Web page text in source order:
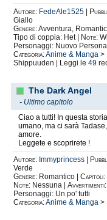
Autore: FedeAle1525
Giallo
Genere:Avventura,
Tipo di coppia: Het |
Note:
Personaggi: Nuovo
Categoria:Anime & Manga >
Shippuuden | Leggi le 49
The Dark Angel
- Ultimo capitolo
Ciao a tutti! In questa
umano, ma ci sarà
amore.
Leggete e scoprirete !
Autore: Immyprincess
Verde
Genere: Romantico | Capitoli:
Note: Nessuna | Avvertimenti:
Personaggi: Un po' tutti
Categoria:Anime & Manga >